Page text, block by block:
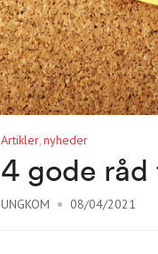
Artikler nyheder
4 gode
UNGKOM 08/04/2021